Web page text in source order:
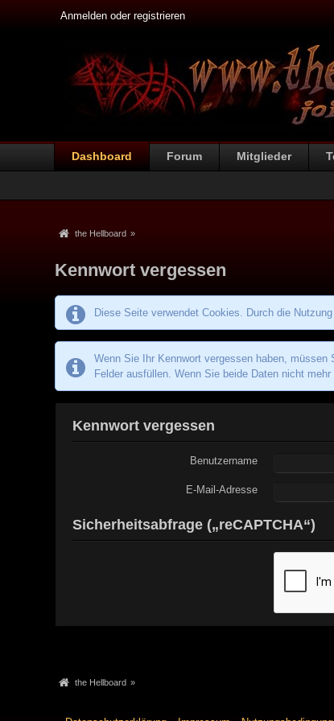
Anmelden oder registrieren
Dashboard Forum Mitglieder
the Hellboard »
Kennwort vergessen
Diese Seite verwendet Cookies. Durch die
Wenn Sie Ihr Kennwort vergessen haben,
Felder ausfüllen. Wenn Sie beide Daten nicht
Kennwort vergessen
Benutzername
E-Mail-Adresse
Sicherheitsabfrage („reCAPTCHA“)
the Hellboard »